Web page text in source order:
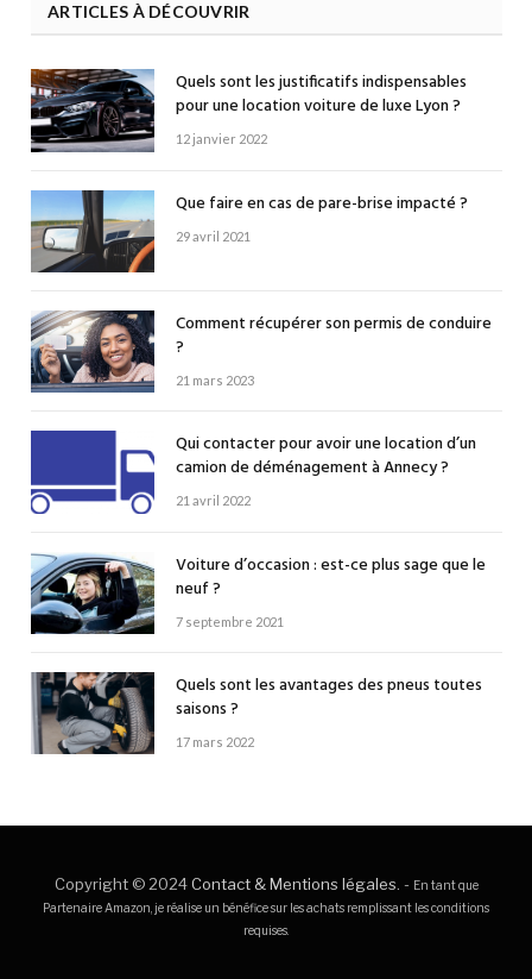
ARTICLES À DÉCOUVRIR
Quels sont les justificatifs indispensables
pour une location voiture de luxe Lyon ?
12 janvier 2022
Que faire en cas de pare-brise impacté ?
29 avril 2021
Comment récupérer son permis de conduire
?
21 mars 2023
Qui contacter pour avoir une location d’un
camion de déménagement à Annecy ?
21 avril 2022
Voiture d’occasion : est-ce plus sage que le
neuf ?
7 septembre 2021
Quels sont les avantages des pneus toutes
saisons ?
17 mars 2022
Copyright © 2024Contact & Mentions légales. - En tant que
Partenaire Amazon, je réalise un bénéfice sur les achats remplissant les conditions
requises.